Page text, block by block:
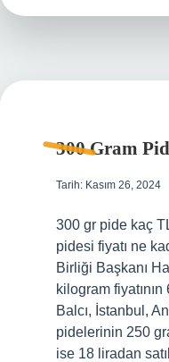
300 Gram
Tarih: Kasım 26, 2024
300 gr pide kaç
pidesi fiyatı ne
Birliği Başkanı
kilogram
Balcı, İstanbul,
pidelerinin 250
ise 18 liradan